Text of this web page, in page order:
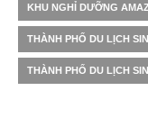
KHU NGHỈ DƯỠNG
THÀNH PHỐ DU LỊCH
THÀNH PHỐ DU LỊCH